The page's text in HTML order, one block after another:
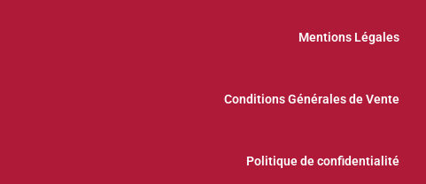
Mentions Légales
Conditions Générales de Vente
Politique de confidentialité